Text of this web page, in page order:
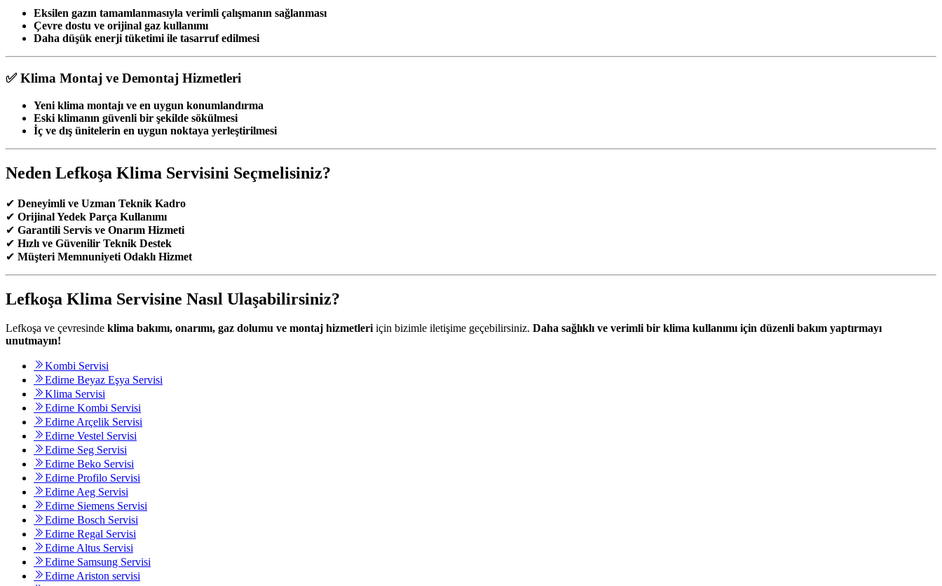
Eksilen gazın tamamlanmasıyla verimli çalışmanın sağlanması
Çevre dostu ve orijinal gaz kullanımı
Daha düşük enerji tüketimi ile tasarruf edilmesi
✅ Klima Montaj ve Demontaj Hizmetleri
Yeni klima montajı ve en uygun konumlandırma
Eski klimanın güvenli bir şekilde sökülmesi
İç ve dış ünitelerin en uygun noktaya yerleştirilmesi
Neden Lefkoşa Klima Servisini Seçmelisiniz?
✔ Deneyimli ve Uzman Teknik Kadro
✔ Orijinal Yedek Parça Kullanımı
✔ Garantili Servis ve Onarım Hizmeti
✔ Hızlı ve Güvenilir Teknik Destek
✔ Müşteri Memnuniyeti Odaklı Hizmet
Lefkoşa Klima Servisine Nasıl Ulaşabilirsiniz?
Lefkoşa ve çevresinde klima bakımı, onarımı, gaz dolumu ve montaj hizmetleriiçin bizimle iletişime geçebilirsiniz. Daha sağlıklı ve verimli bir klima kullanımı için düzenli bakım yaptırmayı
unutmayın!
Kombi Servisi
Edirne Beyaz Eşya Servisi
Klima Servisi
Edirne Kombi Servisi
Edirne Arçelik Servisi
Edirne Vestel Servisi
Edirne Seg Servisi
Edirne Beko Servisi
Edirne Profilo Servisi
Edirne Aeg Servisi
Edirne Siemens Servisi
Edirne Bosch Servisi
Edirne Regal Servisi
Edirne Altus Servisi
Edirne Samsung Servisi
Edirne Ariston servisi